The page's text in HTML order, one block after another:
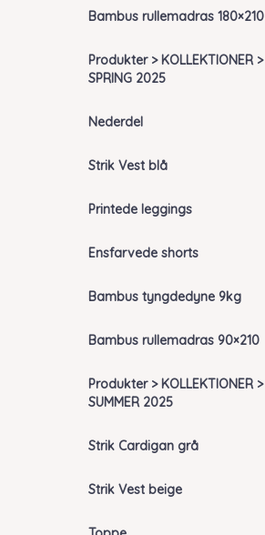
Bambus rullemadras 180×210
Produkter > KOLLEKTIONER >
SPRING 2025
Nederdel
Strik Vest blå
Printede leggings
Ensfarvede shorts
Bambus tyngdedyne 9kg
Bambus rullemadras 90×210
Produkter > KOLLEKTIONER >
SUMMER 2025
Strik Cardigan grå
Strik Vest beige